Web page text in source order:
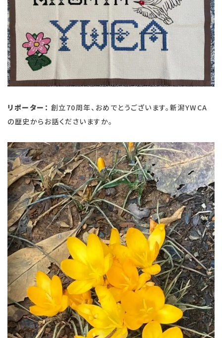
リポーター： 創立70周年、おめでとうございます。新潟YWCA
の歴史からお話くださいますか。